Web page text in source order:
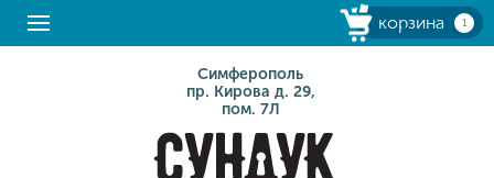
корзина 1
Симферополь
пр. Кирова д. 29,
пом. 7Л